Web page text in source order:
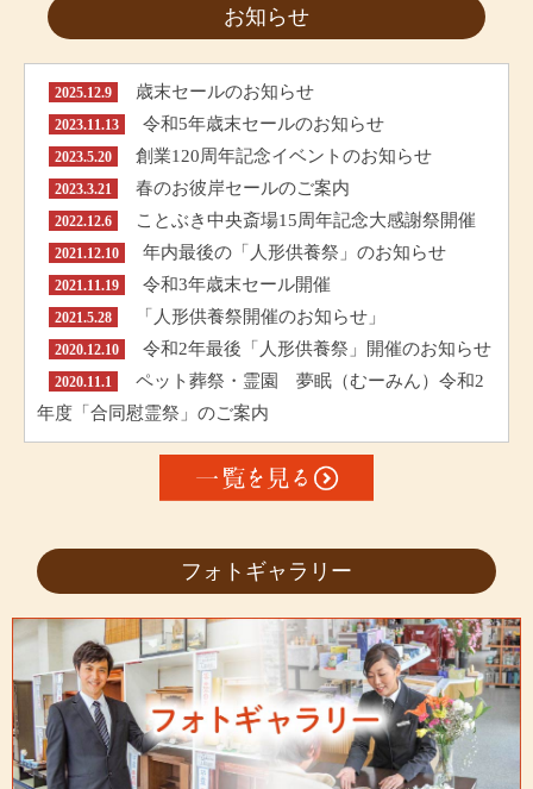
お知らせ
2025.12.9 歳末セールのお知らせ
2023.11.13 令和5年歳末セールのお知らせ
2023.5.20 創業120周年記念イベントのお知らせ
2023.3.21 春のお彼岸セールのご案内
2022.12.6 ことぶき中央斎場15周年記念大感謝祭開催
2021.12.10 年内最後の「人形供養祭」のお知らせ
2021.11.19 令和3年歳末セール開催
2021.5.28 「人形供養祭開催のお知らせ」
2020.12.10 令和2年最後「人形供養祭」開催のお知らせ
2020.11.1
ペット葬祭・霊園 夢眠（むーみん）令和2
年度「合同慰霊祭」のご案内
フォトギャラリー